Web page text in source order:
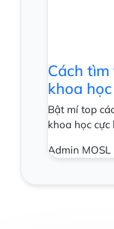
Cách
khoa
Bật mí top
khoa học cực
Admin MOSL